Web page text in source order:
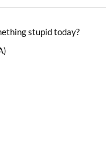
stupid today?